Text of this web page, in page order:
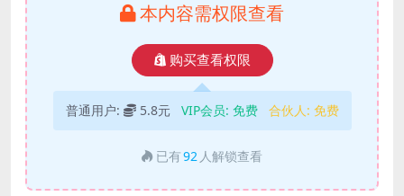
本内容需权限查看
购买查看权限
普通用户: 5.8元 VIP会员: 免费 合伙人: 免费
已有92 人解锁查看